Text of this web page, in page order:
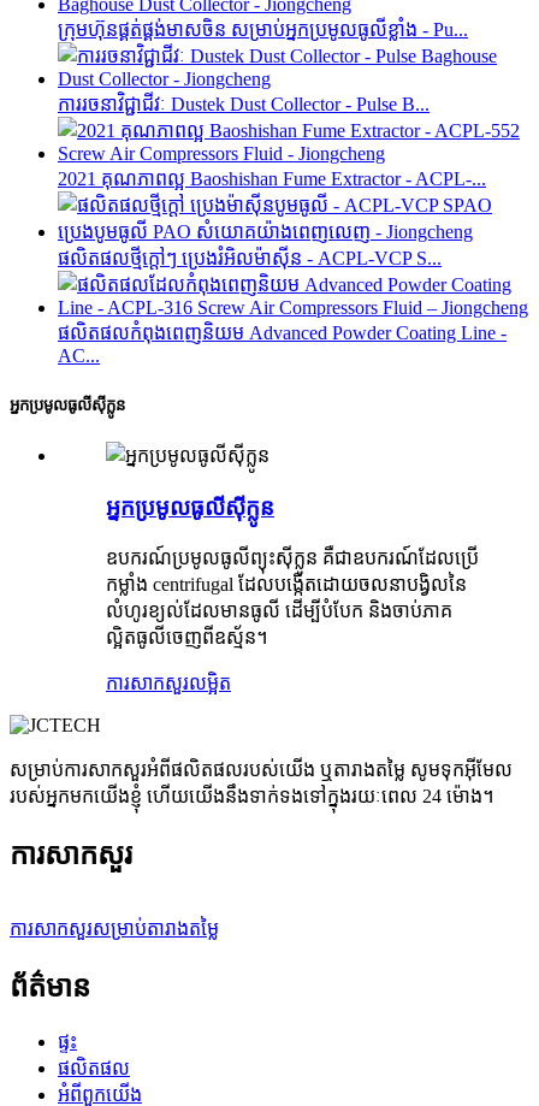
ក្រុមហ៊ុនផ្គត់ផ្គង់មាសចិន សម្រាប់អ្នកប្រមូលធូលីខ្លាំង - Pu...
ការរចនាវិជ្ជាជីវៈ Dustek Dust Collector - Pulse B...
2021 គុណភាពល្អ Baoshishan Fume Extractor - ACPL-...
ផលិតផលថ្មីក្តៅៗ ប្រេងរំអិលម៉ាស៊ីន - ACPL-VCP S...
ផលិតផលកំពុងពេញនិយម Advanced Powder Coating Line -
AC...
អ្នកប្រមូលធូលីស៊ីក្លូន
អ្នកប្រមូលធូលីស៊ីក្លូន
ឧបករណ៍ប្រមូលធូលីព្យុះស៊ីក្លូន គឺជាឧបករណ៍ដែលប្រើ
កម្លាំង centrifugal ដែលបង្កើតដោយចលនាបង្វិលនៃ
លំហូរខ្យល់ដែលមានធូលី ដើម្បីបំបែក និងចាប់ភាគ
ល្អិតធូលីចេញពីឧស្ម័ន។
ការសាកសួរលម្អិត
សម្រាប់ការសាកសួរអំពីផលិតផលរបស់យើង ឬតារាងតម្លៃ សូមទុកអ៊ីមែល
របស់អ្នកមកយើងខ្ញុំ ហើយយើងនឹងទាក់ទងទៅក្នុងរយៈពេល 24 ម៉ោង។
ការសាកសួរ
ការសាកសួរសម្រាប់តារាងតម្លៃ
ព័ត៌មាន
ផ្ទះ
ផលិតផល
អំពីពួកយើង